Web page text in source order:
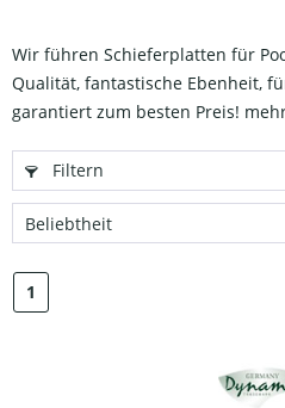
Wir führen Schieferplatten für
Qualität, fantastische Ebenheit,
garantiert zum besten Preis!
Filtern
1